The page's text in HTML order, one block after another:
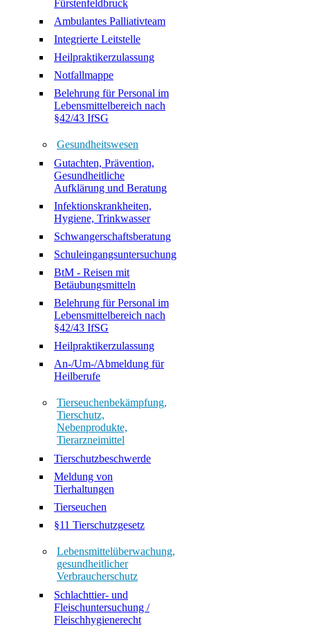
Fürstenfeldbruck
Ambulantes Palliativteam
Integrierte Leitstelle
Heilpraktikerzulassung
Notfallmappe
Belehrung für Personal im
Lebensmittelbereich nach
§42/43 IfSG
Gesundheitswesen
Gutachten, Prävention,
Gesundheitliche
Aufklärung und Beratung
Infektionskrankheiten,
Hygiene, Trinkwasser
Schwangerschaftsberatung
Schuleingangsuntersuchung
BtM - Reisen mit
Betäubungsmitteln
Belehrung für Personal im
Lebensmittelbereich nach
§42/43 IfSG
Heilpraktikerzulassung
An-/Um-/Abmeldung für
Heilberufe
Tierseuchenbekämpfung,
Tierschutz,
Nebenprodukte,
Tierarzneimittel
Tierschutzbeschwerde
Meldung von
Tierhaltungen
Tierseuchen
§11 Tierschutzgesetz
Lebensmittelüberwachung,
gesundheitlicher
Verbraucherschutz
Schlachttier- und
Fleischuntersuchung /
Fleischhygienerecht